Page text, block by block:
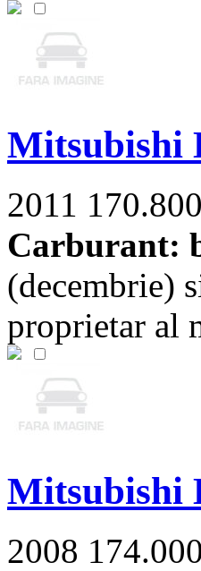
Mitsubishi
2011
Carburant:
(decembrie)
proprietar al
Mitsubishi
2008